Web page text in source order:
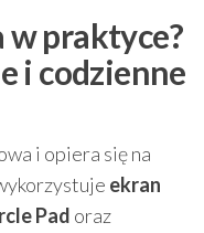
w praktyce?
i codzienne
i opiera się na
ekran
Pad oraz